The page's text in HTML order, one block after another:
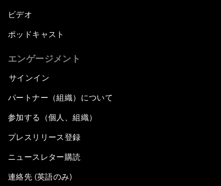
ビデオ
ポッドキャスト
エンゲージメント
サインイン
パートナー（組織）について
参加する（個人、組織）
プレスリリース登録
ニュースレター購読
連絡先 (英語のみ)